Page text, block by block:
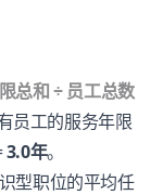
总和 ÷ 员工总数
员工的服务年限
3.0年。
型职位的平均任